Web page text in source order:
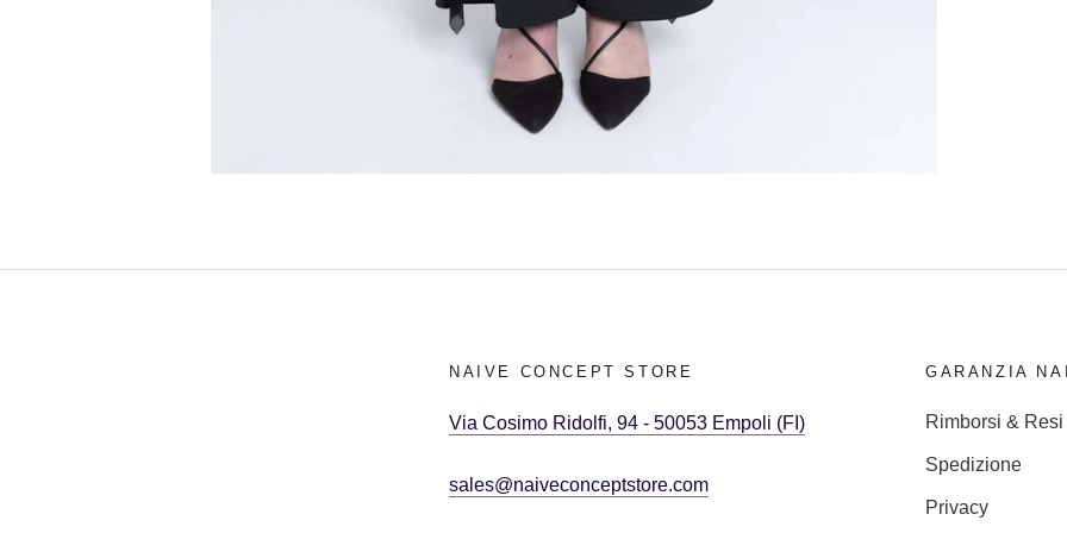
NAIVE CONCEPT STORE
Via Cosimo Ridolfi, 94 - 50053 Empoli (FI)
sales@naiveconceptstore.com
GARANZIA
Rimborsi & Resi
Spedizione
Privacy